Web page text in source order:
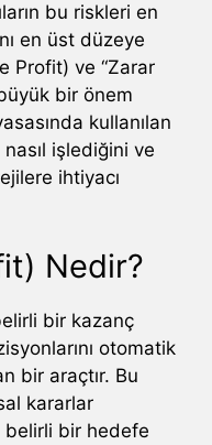
bu riskleri en
en üst düzeye
Profit) ve “Zarar
bir önem
kullanılan
işlediğini ve
ihtiyacı
Nedir?
bir kazanç
otomatik
bir araçtır. Bu
kararlar
belirli bir hedefe